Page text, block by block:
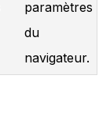
paramètres
du
navigateur.